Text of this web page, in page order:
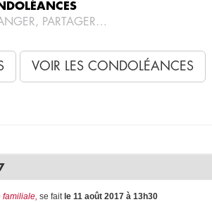
PARTAGER…
VOIR LES CONDOLÉANCES
familiale, se fait le 11 août 2017 à 13h30